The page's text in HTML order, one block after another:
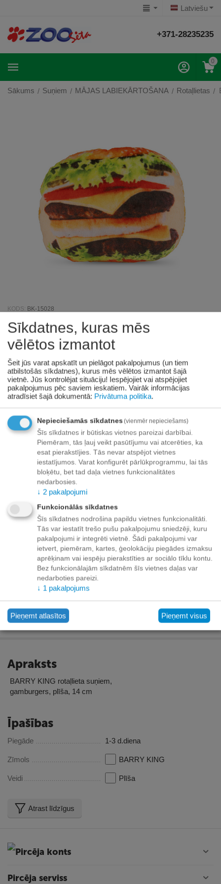
Latviešu
+371-28235235
0
Sākums / Suņiem / MĀJAS LABIEKĀRTOŠANA / Rotaļlietas /
KODS: BK-15028
Barry King BK Rot.suņiem,
gamburgers, plīša, 14 cm
Nav noliktavā
Sazinieties
ar mums
par preci
Prece pieejama: 09/08/2026
Paziņot man, kad prece ir noliktavā
Pievienot vēlmju sarakstam
Piegāde
Preču izsniegšanas punktos -bezmaksas!
Līdz dzīvokļa durvīm no 35.00 eur bezmaksas!
Līdz 34.99 EUR piegādes maksa:
Venipak kurjers - 3.90 EUR
Omniva pakomāts - 3.20 EUR
Apmaksa
Apraksts
BARRY KING rotaļlieta suņiem,
gamburgers, plīša, 14 cm
Īpašības
Piegāde 1-3 d.diena
Zīmols BARRY KING
Veidi Plīša
Atrast līdzīgus
Pircēja konts
Pircēja serviss
Sīkdatnes, kuras mēs
vēlētos izmantot
Šeit jūs varat apskatīt un pielāgot pakalpojumus (un tiem
atbilstošās sīkdatnes), kurus mēs vēlētos izmantot šajā
vietnē. Jūs kontrolējat situāciju! Iespējojiet vai atspējojiet
pakalpojumus pēc saviem ieskatiem. Vairāk informācijas
atradīsiet šajā dokumentā: Privātuma politika.
Nepieciešamās sīkdatnes (vienmēr nepieciešams)
Šīs sīkdatnes ir būtiskas vietnes pareizai darbībai.
Piemēram, tās ļauj veikt pasūtījumu vai atcerēties, ka
esat pierakstījies. Tās nevar atspējot vietnes
iestatījumos. Varat konfigurēt pārlūkprogrammu, lai tās
bloķētu, bet tad daļa vietnes funkcionalitātes
nedarbosies.
↓ 2 pakalpojumi
Funkcionālās sīkdatnes
Šīs sīkdatnes nodrošina papildu vietnes funkcionalitāti.
Tās var iestatīt trešo pušu pakalpojumu sniedzēji, kuru
pakalpojumi ir integrēti vietnē. Šādi pakalpojumi var
ietvert, piemēram, kartes, ģeolokāciju piegādes izmaksu
aprēķinam vai iespēju pierakstīties ar sociālo tīklu kontu.
Bez funkcionālajām sīkdatnēm šīs vietnes daļas var
nedarboties pareizi.
↓ 1 pakalpojums
Pieņemt atlasītos Pieņemt visus